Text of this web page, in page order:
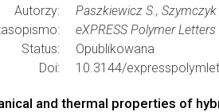
Autorzy:
Paszkiewicz S., Szymczyk
eXPRESS Polymer Letters
Status:
Opublikowana
Doi:
10.3144/
and thermal properties of